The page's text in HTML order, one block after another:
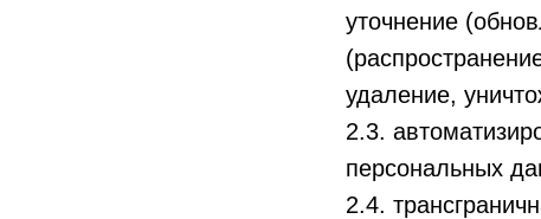
уточнение
удаление,
2.3.
персональных
2.4.